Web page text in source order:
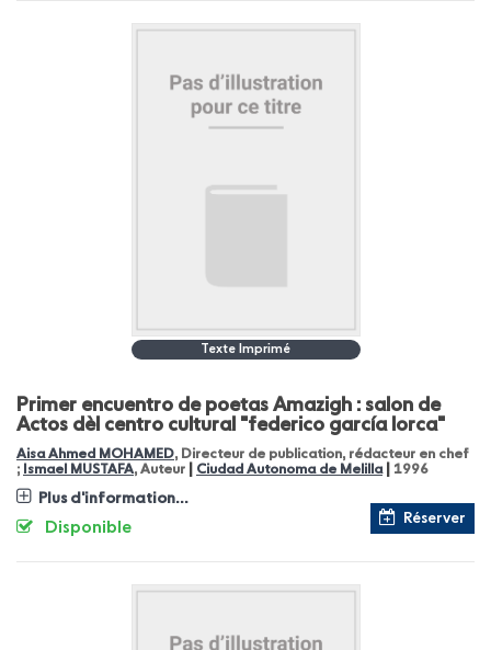
Texte Imprimé
Primer encuentro de poetas Amazigh : salon de
Actos dèl centro cultural "federico garcía lorca"
Aisa Ahmed MOHAMED, Directeur de publication, rédacteur en chef
;
Ismael MUSTAFA, Auteur Ciudad Autonoma de Melilla| 1996
Plus d'information...
Réserver
Disponible